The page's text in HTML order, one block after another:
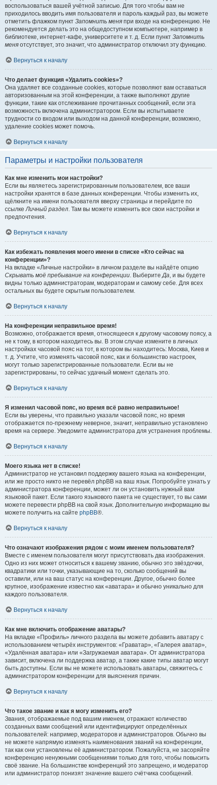
воспользоваться вашей учётной записью. Для того чтобы вам не
приходилось вводить имя пользователя и пароль каждый раз, вы можете
отметить флажком пункт Запомнить меня при входе на конференцию. Не
рекомендуется делать это на общедоступном компьютере, например в
библиотеке, интернет-кафе, университете и т. д. Если пункт Запомнить
меня отсутствует, это значит, что администратор отключил эту функцию.
Вернуться к началу
Что делает функция «Удалить cookies»?
Она удаляет все созданные cookies, которые позволяют вам оставаться
авторизованным на этой конференции, а также выполняют другие
функции, такие как отслеживание прочитанных сообщений, если эта
возможность включена администратором. Если вы испытываете
трудности со входом или выходом на данной конференции, возможно,
удаление cookies может помочь.
Вернуться к началу
Параметры и настройки пользователя
Как мне изменить мои настройки?
Если вы являетесь зарегистрированным пользователем, все ваши
настройки хранятся в базе данных конференции. Чтобы изменить их,
щёлкните на имени пользователя вверху страницы и перейдите по
ссылкеЛичный раздел. Там вы можете изменить все свои настройки и
предпочтения.
Вернуться к началу
Как избежать появления моего имени в списке «Кто сейчас на
конференции»?
На вкладке «Личные настройки» в личном разделе вы найдёте опцию
Скрывать моё пребывание на конференции. ВыберитеДа, и вы будете
видны только администраторам, модераторам и самому себе. Для всех
остальных вы будете скрытым пользователем.
Вернуться к началу
На конференции неправильное время!
Возможно, отображается время, относящееся к другому часовому поясу, а
не к тому, в котором находитесь вы. В этом случае измените в личных
настройках часовой пояс на тот, в котором вы находитесь: Москва, Киев и
т. д. Учтите, что изменять часовой пояс, как и большинство настроек,
могут только зарегистрированные пользователи. Если вы не
зарегистрированы, то сейчас удачный момент сделать это.
Вернуться к началу
Я изменил часовой пояс, но время всё равно неправильное!
Если вы уверены, что правильно указали часовой пояс, но время
отображается по-прежнему неверное, значит, неправильно установлено
время на сервере. Уведомите администратора для устранения проблемы.
Вернуться к началу
Моего языка нет в списке!
Администратор не установил поддержку вашего языка на конференции,
или же просто никто не перевёл phpBB на ваш язык. Попробуйте узнать у
администратора конференции, может ли он установить нужный вам
языковой пакет. Если такого языкового пакета не существует, то вы сами
можете перевести phpBB на свой язык. Дополнительную информацию вы
можете получить на сайте phpBB®.
Вернуться к началу
Что означают изображения рядом с моим именем пользователя?
Вместе с именем пользователя могут присутствовать два изображения.
Одно из них может относиться к вашему званию, обычно это звёздочки,
квадратики или точки, указывающие на то, сколько сообщений вы
оставили, или на ваш статус на конференции. Другое, обычно более
крупное, изображение известно как «аватара» и обычно уникально для
каждого пользователя.
Вернуться к началу
Как мне включить отображение аватары?
На вкладке «Профиль» личного раздела вы можете добавить аватару с
использованием четырёх инструментов: «Граватар», «Галерея аватар»,
«Удалённая аватара» или «Загружаемая аватара». От администратора
зависит, включена ли поддержка аватар, а также какие типы аватар могут
быть доступны. Если вы не можете использовать аватары, свяжитесь с
администратором конференции для выяснения причин.
Вернуться к началу
Что такое звание и как я могу изменить его?
Звания, отображаемые под вашим именем, отражают количество
созданных вами сообщений или идентифицируют определённых
пользователей: например, модераторов и администраторов. Обычно вы
не можете напрямую изменять наименования званий на конференции,
так как они установлены её администратором. Пожалуйста, не засоряйте
конференцию ненужными сообщениями только для того, чтобы повысить
своё звание. На большинстве конференций это запрещено, и модератор
или администратор понизят значение вашего счётчика сообщений.